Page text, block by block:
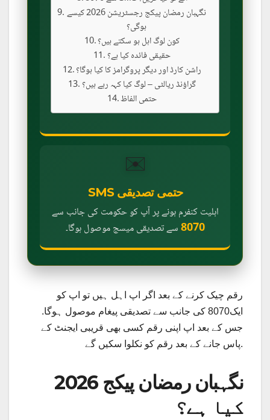
نگہبان رمضان پیکج رجسٹریشن 2026 کیسے
ہوگی؟
کون لوگ اہل ہو سکتے ہیں؟
حقیقی فائدہ کیا ہے؟
راشن کارڈ اور دیگر پروگرامز کا کیا ہوگا؟
گراؤنڈ ریالٹی – لوگ کیا کہہ رہے ہیں؟
حتمی الفاظ
✉️
حتمی تصدیقی SMS
اہلیت کنفرم ہونے پر آپ کو حکومت کی جانب سے
8070سے تصدیقی میسج موصول ہوگا۔
رقم چیک کرنے کے بعد اگر اپ اہل ہیں تو اپ کو
ایک8070 کی جانب سے تصدیقی پیغام موصول ہوگا.
جس کے بعد اپ اپنی رقم کسی بھی قریبی ایجنٹ کے
پاس جانے کے بعد رقم کو نکلوا سکیں گے.
نگہبان رمضان پیکج 2026
کیا ہے؟